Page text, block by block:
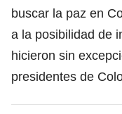
buscar la paz en
a la posibilidad de
hicieron sin
presidentes de